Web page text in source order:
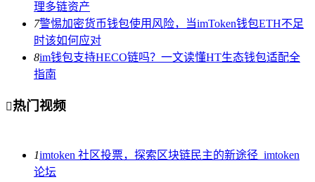
理多链资产
7警惕加密货币钱包使用风险，当imToken钱包ETH不足
时该如何应对
8im钱包支持HECO链吗？一文读懂HT生态钱包适配全
指南
热门视频
1imtoken 社区投票，探索区块链民主的新途径_imtoken
论坛